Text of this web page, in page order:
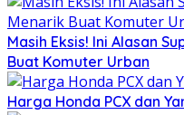
Masih Eksis! Ini Alasan
Buat Komuter Urban
Harga Honda PCX dan